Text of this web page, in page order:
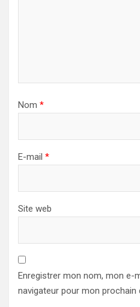
Nom *
E-mail *
Site web
Enregistrer mon nom, mon e-
navigateur pour mon prochain